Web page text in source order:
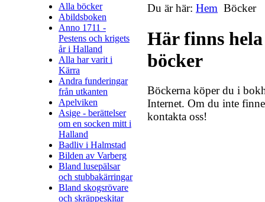
Alla böcker
Abildsboken
Anno 1711 -
Pestens och krigets
år i Halland
Alla har varit i
Kärra
Andra funderingar
från utkanten
Apelviken
Asige - berättelser
om en socken mitt i
Halland
Badliv i Halmstad
Bilden av Varberg
Bland lusepälsar
och stubbakärringar
Bland skogsrövare
och skräppeskitar
Du är här: Hem Böcker
Här finns
böcker
Böckerna köper du i
Internet. Om du inte
kontakta oss!